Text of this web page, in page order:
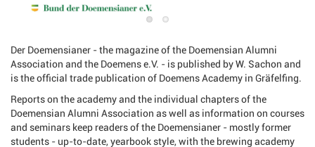
Der Doemensianer - the magazine of the Doemensian Alumni
Association and the Doemens e.V. - is published by W. Sachon and
is the official trade publication of Doemens Academy in Gräfelfing.
Reports on the academy and the individual chapters of the
Doemensian Alumni Association as well as information on courses
and seminars keep readers of the Doemensianer - mostly former
students - up-to-date, yearbook style, with the brewing academy